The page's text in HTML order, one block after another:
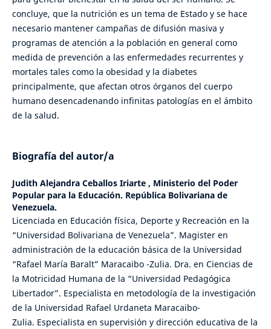
concluye, que la nutrición es un tema de Estado y se hace
necesario mantener campañas de difusión masiva y
programas de atención a la población en general como
medida de prevención a las enfermedades recurrentes y
mortales tales como la obesidad y la diabetes
principalmente, que afectan otros órganos del cuerpo
humano desencadenando infinitas patologías en el ámbito
de la salud.
Biografía del autor/a
Judith Alejandra Ceballos Iriarte , Ministerio del Poder
Popular para la Educación. República Bolivariana de
Venezuela.
Licenciada en Educación física, Deporte y Recreación en la
“Universidad Bolivariana de Venezuela”. Magister en
administración de la educación básica de la Universidad
“Rafael María Baralt” Maracaibo -Zulia. Dra. en Ciencias de
la Motricidad Humana de la “Universidad Pedagógica
Libertador”. Especialista en metodología de la investigación
de la Universidad Rafael Urdaneta Maracaibo-
Zulia. Especialista en supervisión y dirección educativa de la